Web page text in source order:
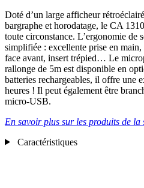
Doté d’un large afficheur
bargraphe et horodatage, le CA
toute circonstance. L’ergonomie de
simplifiée : excellente prise en main,
face avant, insert trépied… Le
rallonge de 5m est disponible en
batteries rechargeables, il offre une
heures ! Il peut également être
micro-USB.
En savoir plus sur les produits de
Caractéristiques